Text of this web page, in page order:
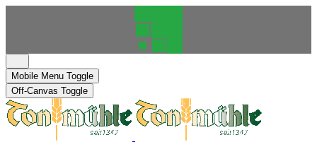
Mobile Menu Toggle
Off-Canvas Toggle